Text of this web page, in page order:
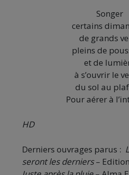
Songer
certains
de grands
pleins de
et de
à s’ouvrir le
du sol au
Pour aérer à
HD
Derniers ouvrages parus :
seront les derniers–